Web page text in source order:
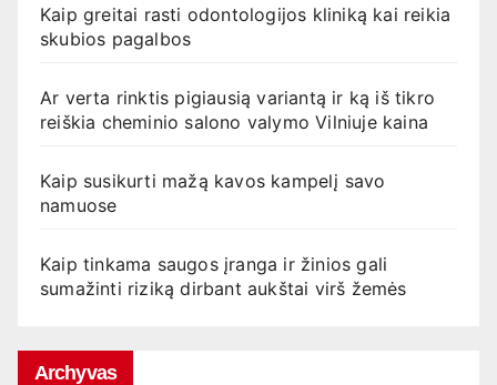
Kaip greitai rasti odontologijos kliniką kai reikia
skubios pagalbos
Ar verta rinktis pigiausią variantą ir ką iš tikro
reiškia cheminio salono valymo Vilniuje kaina
Kaip susikurti mažą kavos kampelį savo
namuose
Kaip tinkama saugos įranga ir žinios gali
sumažinti riziką dirbant aukštai virš žemės
Archyvas